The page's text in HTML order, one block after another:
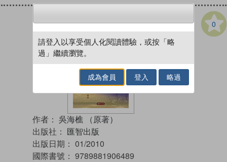
0
作者： 吳海樵 （原著）
出版社： 匯智出版
出版日期： 01/2010
國際書號： 9789881906489
請登入以享受個人化閱讀體驗，或按「略
過」繼續瀏覽。
成為會員 登入 略過